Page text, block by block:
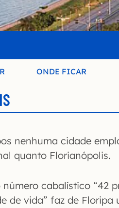
ONDE FICAR
nenhuma cidade
quanto Florianópolis.
cabalístico “42
de vida” faz de